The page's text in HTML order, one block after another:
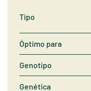
Tipo
Óptimo para
Genotipo
Genética